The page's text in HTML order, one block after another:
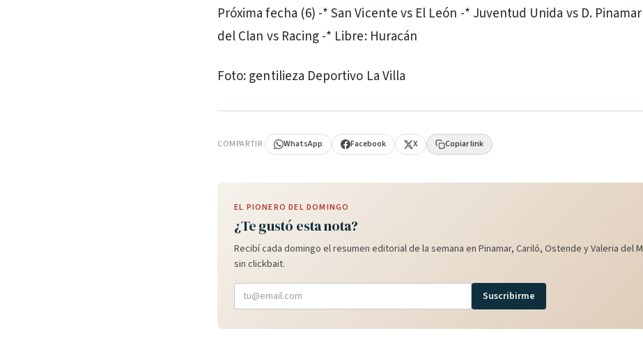
Próxima fecha (6) -* San Vicente vs El León -* Juventud Unida vs D.
del Clan vs Racing -* Libre: Huracán
Foto: gentilieza Deportivo La Villa
COMPARTIR WhatsApp Facebook X Copiar link
EL PIONERO DEL DOMINGO
¿Te gustó esta nota?
Recibí cada domingo el resumen editorial de la semana en Pinamar, Cariló, Ostende y Valeria del
sin clickbait.
Suscribirme